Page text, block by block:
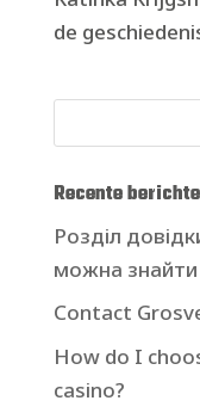
de
Recente
Розділ
можна знайти
Contact
How do I
casino?